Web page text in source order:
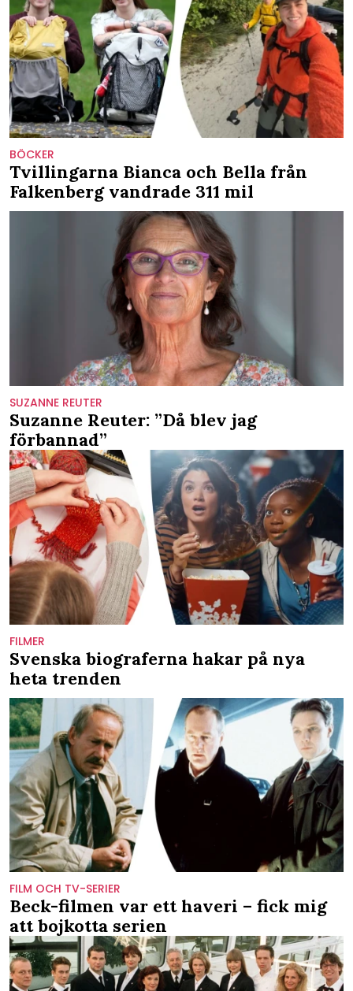
BÖCKER
Tvillingarna Bianca och Bella från
Falkenberg vandrade 311 mil
SUZANNE REUTER
Suzanne Reuter: ”Då blev jag
förbannad”
FILMER
Svenska biograferna hakar på nya
heta trenden
FILM OCH TV-SERIER
Beck-filmen var ett haveri – fick mig
att bojkotta serien